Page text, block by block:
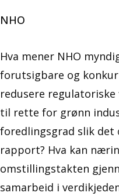
NHO
Hva mener NHO
forutsigbare og
redusere
til rette for grønn
foredlingsgrad slik det
rapport? Hva kan
omstillingstakten
samarbeid i